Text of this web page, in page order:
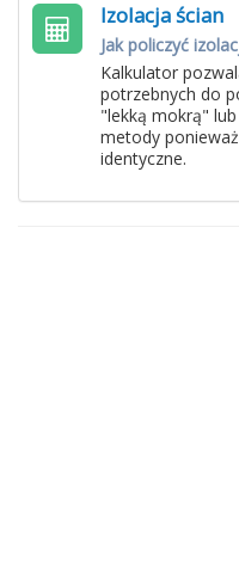
Izolacja ścian
Jak policzyć
Kalkulator
potrzebnych do
"lekką mokrą"
metody
identyczne.